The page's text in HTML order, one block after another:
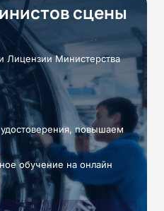
сцены
Лицензии Министерства
повышаем
обучение на онлайн